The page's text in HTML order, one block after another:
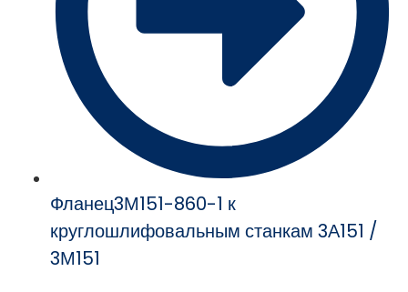
Фланец3М151-860-1 к
круглошлифовальным станкам 3А151 /
3М151